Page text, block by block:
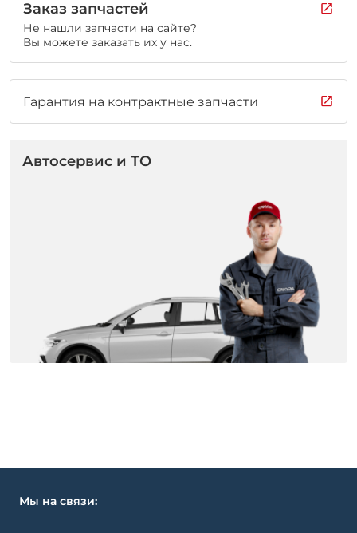
Заказ запчастей
Не нашли запчасти на сайте?
Вы можете заказать их у нас.
Гарантия на контрактные запчасти
Автосервис и ТО
Мы на связи: